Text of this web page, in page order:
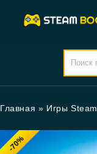
Главная » Игры Steam
-70%